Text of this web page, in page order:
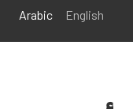
English
Arabic